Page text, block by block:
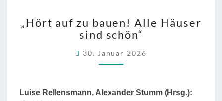
AUF
ZU
ALLE
HÄUSER
SCHÖN“
„Hört auf zu bauen! Alle Häuser
sind schön“
30. Januar 2026
Luise Rellensmann, Alexander Stumm (Hrsg.):